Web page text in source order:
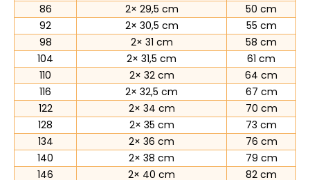
86
2× 29,5 cm
50 cm
92
2× 30,5 cm
55 cm
98
2× 31 cm
58 cm
104
2× 31,5 cm
61 cm
110
2× 32 cm
64 cm
116
2× 32,5 cm
67 cm
122
2× 34 cm
70 cm
128
2× 35 cm
73 cm
134
2× 36 cm
76 cm
140
2× 38 cm
79 cm
146
2× 40 cm
82 cm